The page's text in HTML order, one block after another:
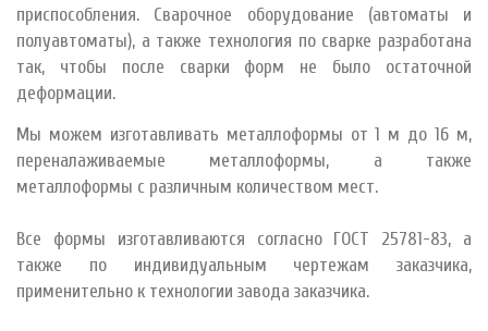
приспособления. Сварочное оборудование (автоматы и
полуавтоматы), а также технология по сварке разработана
так, чтобы после сварки форм не было остаточной
деформации.
Мы можем изготавливать металлоформы от 1 м до 16 м,
переналаживаемые металлоформы, а также
металлоформы с различным количеством мест.
Все формы изготавливаются согласно ГОСТ 25781-83, а
также по индивидуальным чертежам заказчика,
применительно к технологии завода заказчика.